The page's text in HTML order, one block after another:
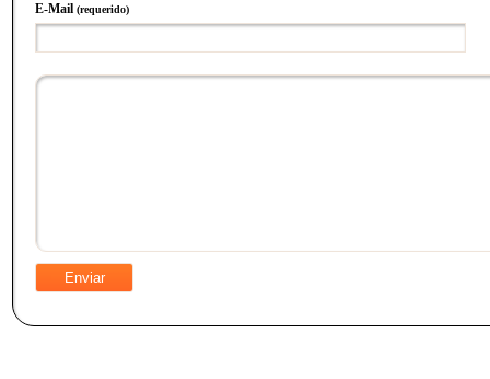
E-Mail (requerido)